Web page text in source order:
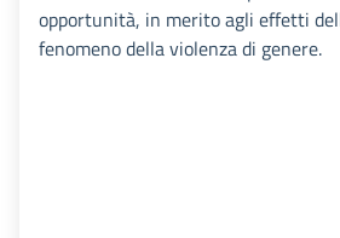
opportunità, in merito agli effetti
fenomeno della violenza di genere.